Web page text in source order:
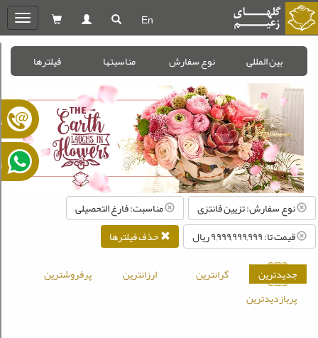
En
بین المللی نوع سفارش مناسبتها فیلترها
نوع سفارش: تزیین فانتزی
مناسبت: فارغ التحصیلی
قیمت تا: ۹,۹۹۹,۹۹۹,۹۹۹ ريال
حذف فیلترها
جدیدترین
گرانترین ارزانترین
پرفروشترین
پربازدیدترین